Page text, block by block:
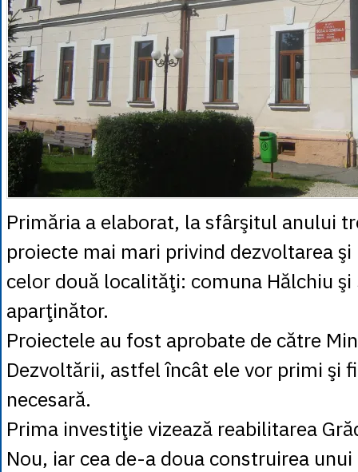
Primăria a elaborat, la sfârşitul anului
proiecte mai mari privind dezvoltarea
celor două localităţi: comuna Hălchiu şi
aparţinător.
Proiectele au fost aprobate de către
Dezvoltării, astfel încât ele vor primi şi
necesară.
Prima investiţie vizează reabilitarea
Nou, iar cea de-a doua construirea